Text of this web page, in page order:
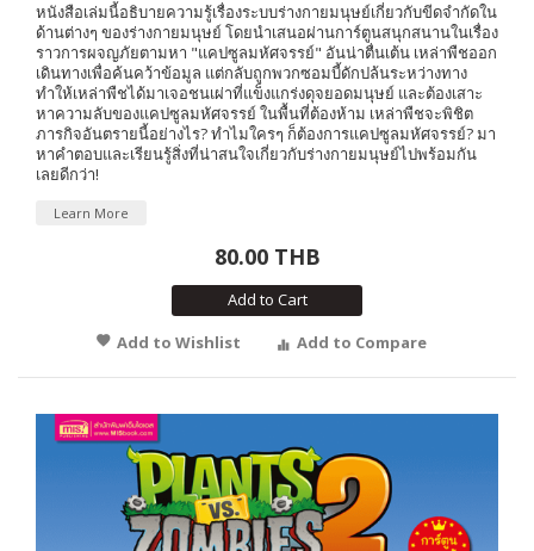
หนังสือเล่มนี้อธิบายความรู้เรื่องระบบร่างกายมนุษย์เกี่ยวกับขีดจำกัดใน
ด้านต่างๆ ของร่างกายมนุษย์ โดยนำเสนอผ่านการ์ตูนสนุกสนานในเรื่อง
ราวการผจญภัยตามหา "แคปซูลมหัศจรรย์" อันน่าตื่นเต้น เหล่าพืชออก
เดินทางเพื่อค้นคว้าข้อมูล แต่กลับถูกพวกซอมบี้ดักปล้นระหว่างทาง
ทำให้เหล่าพืชได้มาเจอชนเผ่าที่แข็งแกร่งดุจยอดมนุษย์ และต้องเสาะ
หาความลับของแคปซูลมหัศจรรย์ ในพื้นที่ต้องห้าม เหล่าพืชจะพิชิต
ภารกิจอันตรายนี้อย่างไร? ทำไมใครๆ ก็ต้องการแคปซูลมหัศจรรย์? มา
หาคำตอบและเรียนรู้สิ่งที่น่าสนใจเกี่ยวกับร่างกายมนุษย์ไปพร้อมกัน
เลยดีกว่า!
Learn More
80.00 THB
Add to Cart
Add to Wishlist
Add to Compare